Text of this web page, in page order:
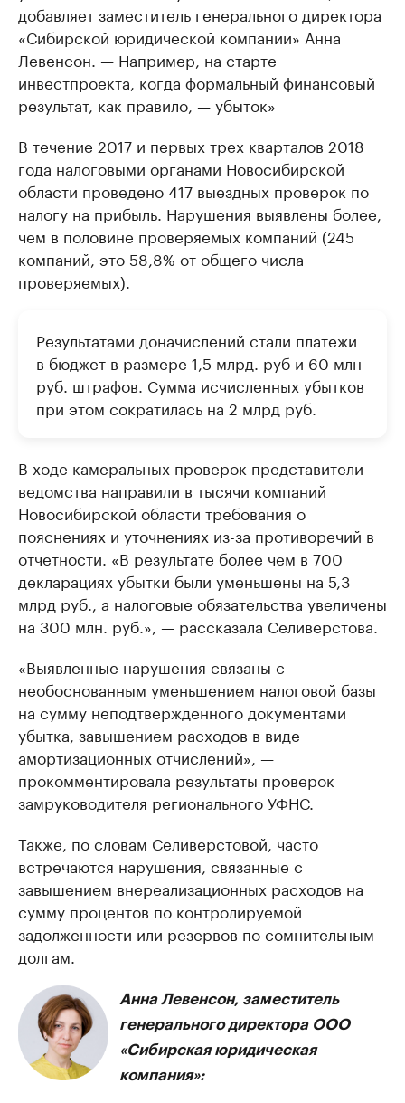
добавляет заместитель генерального директора
«Сибирской юридической компании» Анна
Левенсон. — Например, на старте
инвестпроекта, когда формальный финансовый
результат, как правило, — убыток»
В течение 2017 и первых трех кварталов 2018
года налоговыми органами Новосибирской
области проведено 417 выездных проверок по
налогу на прибыль. Нарушения выявлены более,
чем в половине проверяемых компаний (245
компаний, это 58,8% от общего числа
проверяемых).
Результатами доначислений стали платежи
в бюджет в размере 1,5 млрд. руб и 60 млн
руб. штрафов. Сумма исчисленных убытков
при этом сократилась на 2 млрд руб.
В ходе камеральных проверок представители
ведомства направили в тысячи компаний
Новосибирской области требования о
пояснениях и уточнениях из-за противоречий в
отчетности. «В результате более чем в 700
декларациях убытки были уменьшены на 5,3
млрд руб., а налоговые обязательства увеличены
на 300 млн. руб.», — рассказала Селиверстова.
«Выявленные нарушения связаны с
необоснованным уменьшением налоговой базы
на сумму неподтвержденного документами
убытка, завышением расходов в виде
амортизационных отчислений», —
прокомментировала результаты проверок
замруководителя регионального УФНС.
Также, по словам Селиверстовой, часто
встречаются нарушения, связанные с
завышением внереализационных расходов на
сумму процентов по контролируемой
задолженности или резервов по сомнительным
долгам.
Анна Левенсон, заместитель
генерального директора ООО
«Сибирская юридическая
компания»: